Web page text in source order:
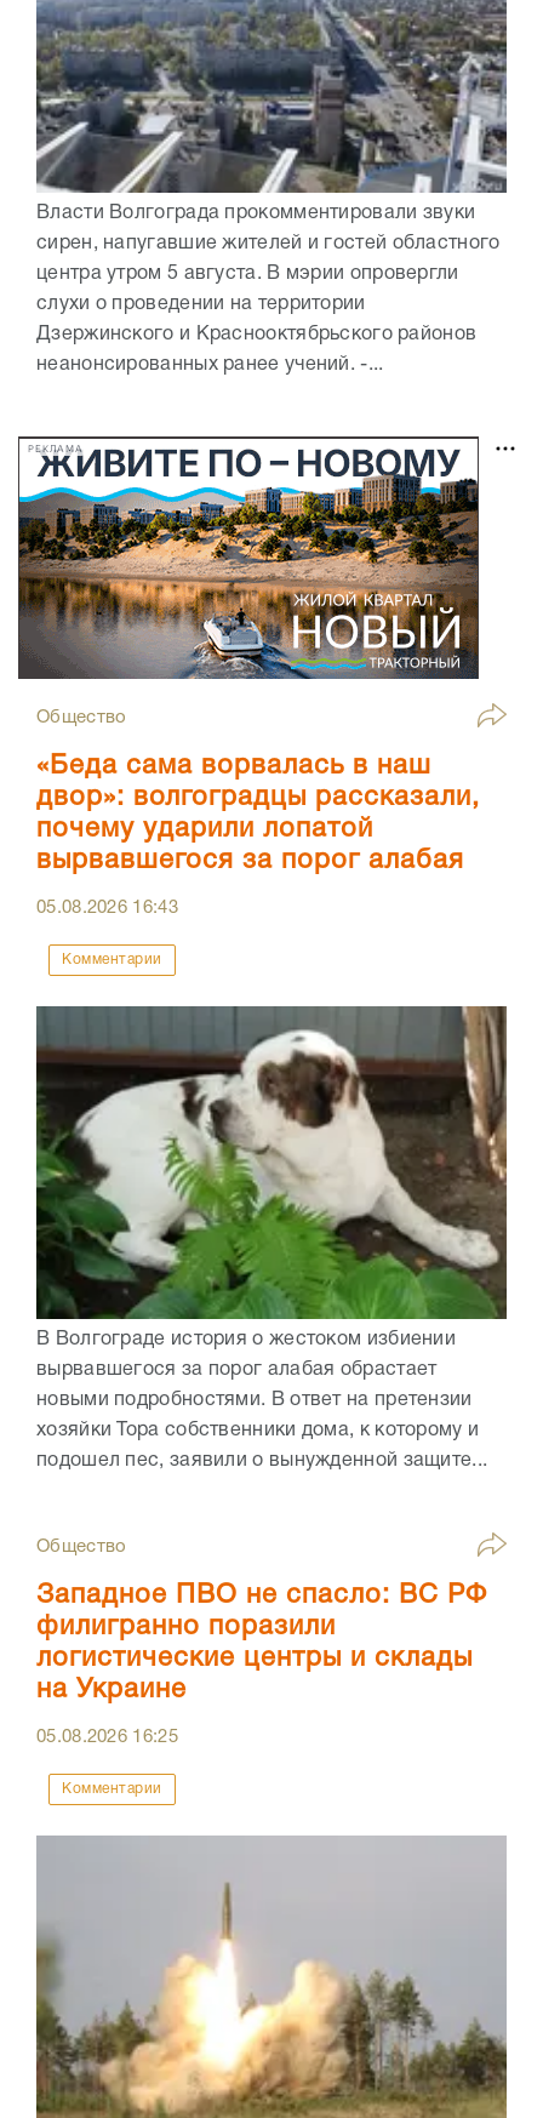
Власти Волгограда прокомментировали звуки
сирен, напугавшие жителей и гостей областного
центра утром 5 августа. В мэрии опровергли
слухи о проведении на территории
Дзержинского и Краснооктябрьского районов
неанонсированных ранее учений. -...
РЕКЛАМА
Общество
«Беда сама ворвалась в наш
двор»: волгоградцы рассказали,
почему ударили лопатой
вырвавшегося за порог алабая
05.08.2026 16:43
Комментарии
В Волгограде история о жестоком избиении
вырвавшегося за порог алабая обрастает
новыми подробностями. В ответ на претензии
хозяйки Тора собственники дома, к которому и
подошел пес, заявили о вынужденной защите...
Общество
Западное ПВО не спасло: ВС РФ
филигранно поразили
логистические центры и склады
на Украине
05.08.2026 16:25
Комментарии